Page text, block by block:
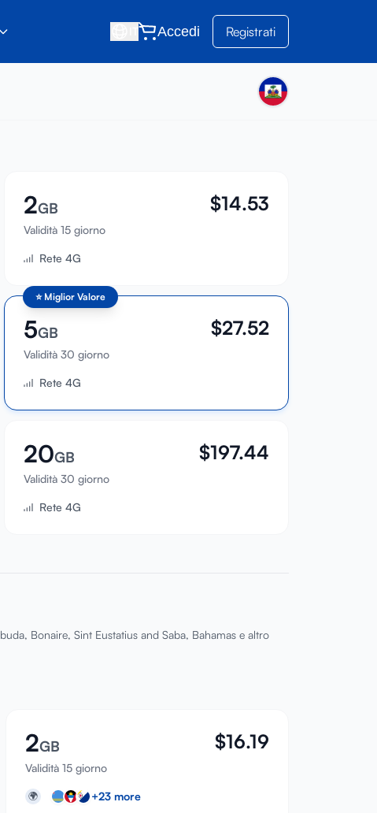
Accedi Registrati
2GB
Validità 15 giorno
$14.53
Rete 4G
⭐ Miglior Valore
5GB
Validità 30 giorno
$27.52
Rete 4G
20GB
Validità 30 giorno
$197.44
Rete 4G
Bonaire, Sint Eustatius and Saba, Bahamas e altro
2GB
Validità 15 giorno
$16.19
🌍 +23 more